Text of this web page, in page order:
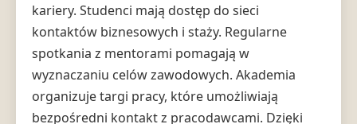
kariery. Studenci mają dostęp do sieci
kontaktów biznesowych i staży. Regularne
spotkania z mentorami pomagają w
wyznaczaniu celów zawodowych. Akademia
organizuje targi pracy, które umożliwiają
bezpośredni kontakt z pracodawcami. Dzięki